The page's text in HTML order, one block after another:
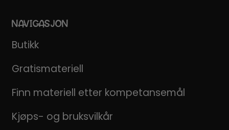
NAVIGASJON
Butikk
Gratismateriell
Finn materiell etter kompetansemål
Kjøps- og bruksvilkår